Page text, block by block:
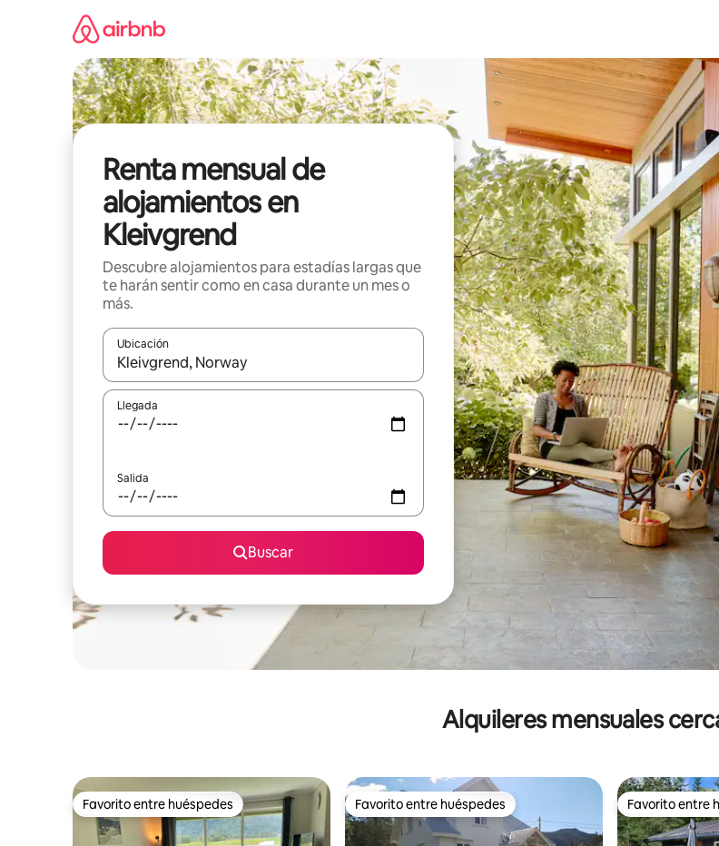
Renta mensual de
alojamientos en
Kleivgrend
Descubre alojamientos para estadías largas que
te harán sentir como en casa durante un mes o
más.
Ubicación
Cuando los resultados estén disponibles, navega con las teclas de flecha hacia arriba y hacia abajo o
Llegada
Salida
Buscar
Alquileres mensuales
Favorito entre huéspedes
Favorito entre huéspedes Favorito entre huéspedes
Favorito entre huéspedes Favorito entre
Favorito entre